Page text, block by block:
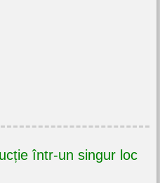
într-un singur loc